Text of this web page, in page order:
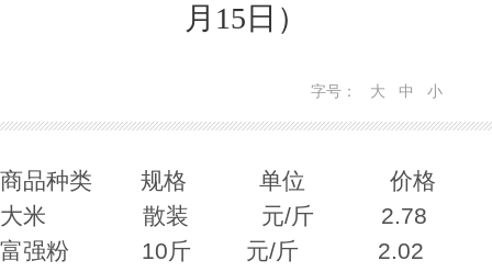
月15日）
字号： 大 中 小
商品种类 规格 单位 价格
大米 散装 元/斤 2.78
富强粉 10斤 元/斤 2.02